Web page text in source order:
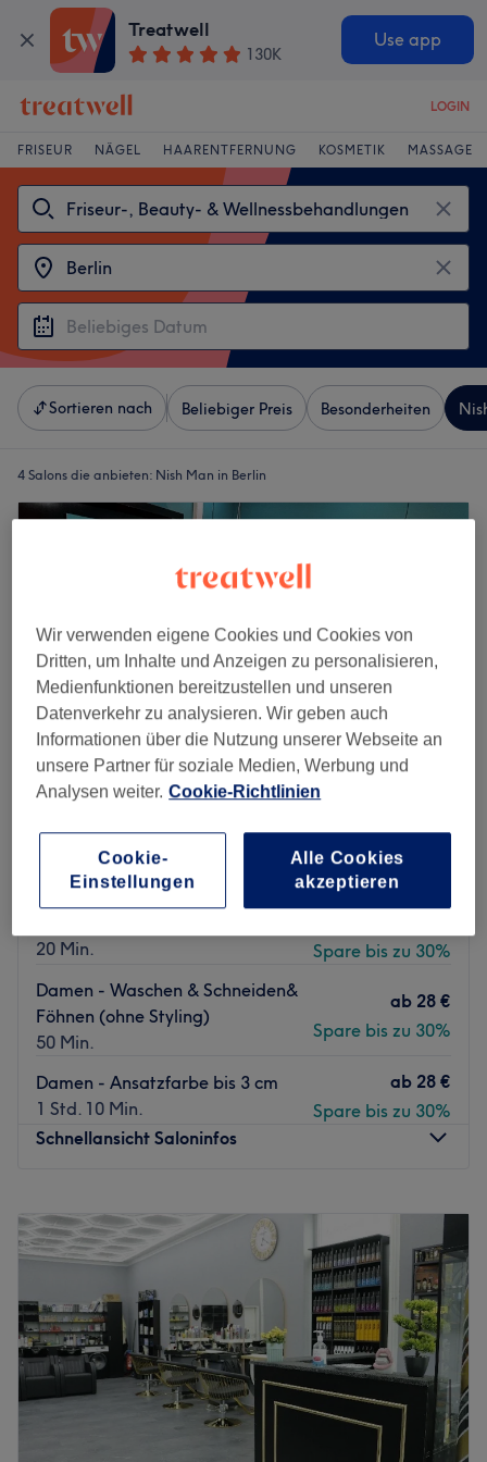
Treatwell
130K
Use app
LOGIN
FRISEUR NÄGEL HAARENTFERNUNG KOSMETIK MASSAGE
Sortieren nach Beliebiger Preis Besonderheiten
4 Salons die anbieten: Nish Man in Berlin
4,9
491 Bewertungen
Mahlsdorf, Berlin
Auf Karte anzeigen
Nebenzeiten
20 Min.
Spare bis zu 30%
Damen - Waschen & Schneiden&
Föhnen (ohne Styling)
50 Min.
ab 28 €
Spare bis zu 30%
Damen - Ansatzfarbe bis 3 cm
1 Std. 10 Min.
ab 28 €
Spare bis zu 30%
Schnellansicht Saloninfos
Dienstag
Mittwoch
09:30– 20:00
09:30– 20:00
Freitag
09:30– 20:00
Samstag
09:30– 19:00
Sonntag
Geschlossen
Neben klassischen Barber Services bietet dir der AB
Barbershop in Berlin, Mahlsdorf auch Beauty Treatments
Wir verwenden eigene Cookies und Cookies von
Dritten, um Inhalte und Anzeigen zu personalisieren,
Medienfunktionen bereitzustellen und unseren
Datenverkehr zu analysieren. Wir geben auch
Informationen über die Nutzung unserer Webseite an
unsere Partner für soziale Medien, Werbung und
Analysen weiter. Cookie-Richtlinien
Cookie-
Einstellungen
Alle Cookies
akzeptieren